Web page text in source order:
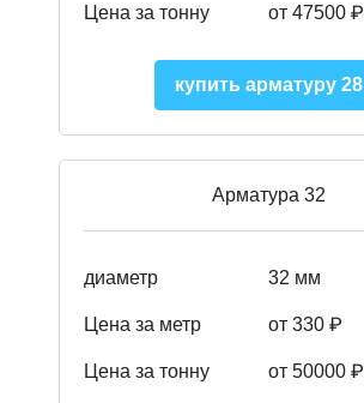
Цена за тонну от 47500 ₽
купить арматуру 28
Арматура 32
диаметр 32 мм
Цена за метр от 330 ₽
Цена за тонну от 50000 ₽